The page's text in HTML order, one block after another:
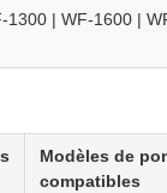
| WF-1600 |
Modèles de
compatibles